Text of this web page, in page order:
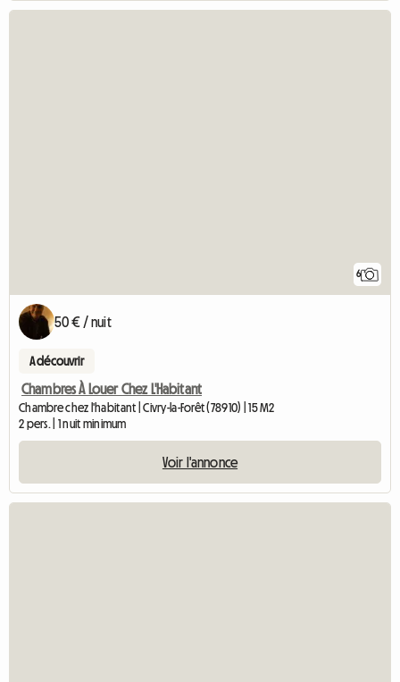
6
50 € / nuit
A découvrir
Chambres À Louer Chez L'Habitant
Chambre chez l'habitant | Civry-la-Forêt (78910) | 15 M2
2 pers. | 1 nuit minimum
Voir l'annonce